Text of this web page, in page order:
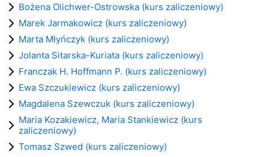
Bożena Olichwer-Ostrowska (kurs zaliczeniowy)
Marek Jarmakowicz (kurs zaliczeniowy)
Marta Młyńczyk (kurs zaliczeniowy)
Jolanta Sitarska-Kuriata (kurs zaliczeniowy)
Franczak H. Hoffmann P. (kurs zaliczeniowy)
Ewa Szczukiewicz (kurs zaliczeniowy)
Magdalena Szewczuk (kurs zaliczeniowy)
Maria Kozakiewicz, Maria Stankiewicz (kurs
zaliczeniowy)
Tomasz Szwed (kurs zaliczeniowy)